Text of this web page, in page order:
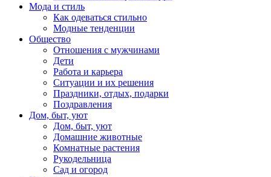
Мода и стиль
Как одеваться стильно
Модные тенденции
Общество
Отношения с мужчинами
Дети
Работа и карьера
Ситуации и их решения
Праздники, отдых, подарки
Поздравления
Дом, быт, уют
Дом, быт, уют
Домашние животные
Комнатные растения
Рукодельница
Сад и огород